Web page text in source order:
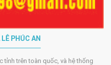
PHÚC AN
tỉnh trên toàn quốc, và hệ thống